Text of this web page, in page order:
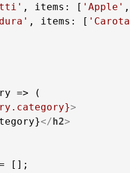
, items : [ 'Apple' ,
, items : [
>
</h2>
[];